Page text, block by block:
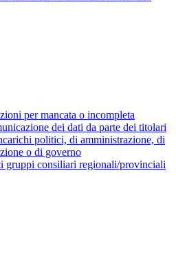
per mancata o incompleta
dei dati da parte dei titolari
politici, di amministrazione, di
o di governo
gruppi consiliari regionali/provinciali